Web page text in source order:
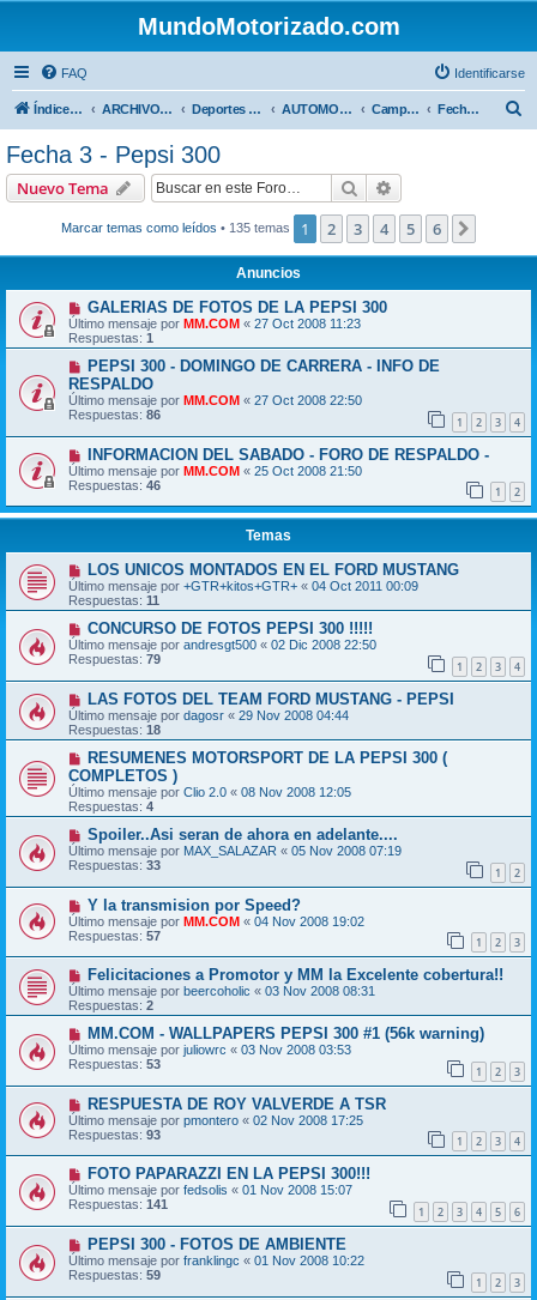
MundoMotorizado.com
FAQ Identificarse
Índice general ARCHIVO HASTA 2018 Deportes Internacionales AUTOMOVILISMO DE CENTROAMERICA Campeonato Centroamericano 2008 Fecha 3 - Pepsi 300
Fecha 3 - Pepsi 300
Nuevo Tema Buscar
Marcar temas como leídos • 135 temas 1 2 3 4 5 6
Anuncios
GALERIAS DE FOTOS DE LA PEPSI 300
Último mensaje por MM.COM « 27 Oct 2008 11:23
Respuestas: 1
PEPSI 300 - DOMINGO DE CARRERA - INFO DE
RESPALDO
Último mensaje por MM.COM « 27 Oct 2008 22:50
Respuestas: 86 1 2 3 4
INFORMACION DEL SABADO - FORO DE RESPALDO -
Último mensaje por MM.COM « 25 Oct 2008 21:50
Respuestas: 46 1 2
Temas
LOS UNICOS MONTADOS EN EL FORD MUSTANG
Último mensaje por +GTR+kitos+GTR+ « 04 Oct 2011 00:09
Respuestas: 11
CONCURSO DE FOTOS PEPSI 300 !!!!!
Último mensaje por andresgt500 « 02 Dic 2008 22:50
Respuestas: 79 1 2 3 4
LAS FOTOS DEL TEAM FORD MUSTANG - PEPSI
Último mensaje por dagosr « 29 Nov 2008 04:44
Respuestas: 18
RESUMENES MOTORSPORT DE LA PEPSI 300 (
COMPLETOS )
Último mensaje por Clio 2.0 « 08 Nov 2008 12:05
Respuestas: 4
Spoiler..Asi seran de ahora en adelante....
Último mensaje por MAX_SALAZAR « 05 Nov 2008 07:19
Respuestas: 33 1 2
Y la transmision por Speed?
Último mensaje por MM.COM « 04 Nov 2008 19:02
Respuestas: 57 1 2 3
Felicitaciones a Promotor y MM la Excelente cobertura!!
Último mensaje por beercoholic « 03 Nov 2008 08:31
Respuestas: 2
MM.COM - WALLPAPERS PEPSI 300 #1 (56k warning)
Último mensaje por juliowrc « 03 Nov 2008 03:53
Respuestas: 53 1 2 3
RESPUESTA DE ROY VALVERDE A TSR
Último mensaje por pmontero « 02 Nov 2008 17:25
Respuestas: 93 1 2 3 4
FOTO PAPARAZZI EN LA PEPSI 300!!!
Último mensaje por fedsolis « 01 Nov 2008 15:07
Respuestas: 141 1 2 3 4 5 6
PEPSI 300 - FOTOS DE AMBIENTE
Último mensaje por franklingc « 01 Nov 2008 10:22
Respuestas: 59 1 2 3